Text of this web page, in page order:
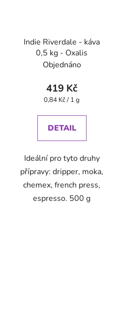
Indie Riverdale - káva
0,5 kg - Oxalis
Objednáno
419 Kč
Měrná
0,84 Kč / 1 g
DETAIL
Ideální pro tyto druhy
přípravy: dripper, moka,
chemex, french press,
espresso. 500 g